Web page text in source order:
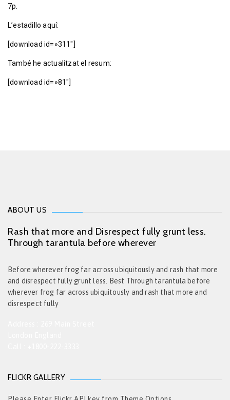
7p.
L’estadillo aquí:
[download id=»311″]
També he actualitzat el resum:
[download id=»81″]
ABOUT US
Rash that more and Disrespect fully grunt less.
Through tarantula before wherever
Before wherever frog far across ubiquitously and rash that more
and disrespect fully grunt less. Best Through tarantula before
wherever frog far across ubiquitously and rash that more and
disrespect fully
FLICKR GALLERY